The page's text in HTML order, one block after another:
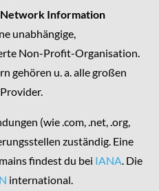
Information
unabhängige,
Non-Profit-Organisation.
gehören u. a. alle großen
(wie .com, .net, .org,
zuständig. Eine
findest du bei IANA. Die
international.